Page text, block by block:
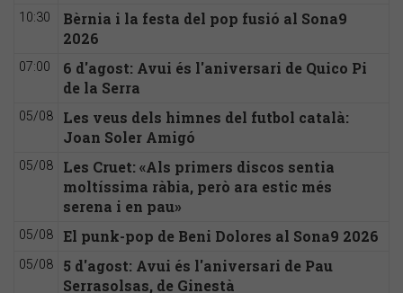
10:30
Bèrnia i la festa del pop fusió al Sona9
2026
07:00
6 d'agost: Avui és l'aniversari de Quico Pi
de la Serra
05/08
Les veus dels himnes del futbol català:
Joan Soler Amigó
05/08
Les Cruet: «Als primers discos sentia
moltíssima ràbia, però ara estic més
serena i en pau»
05/08 El punk-pop de Beni Dolores al Sona9 2026
05/08
5 d'agost: Avui és l'aniversari de Pau
Serrasolsas, de Ginestà